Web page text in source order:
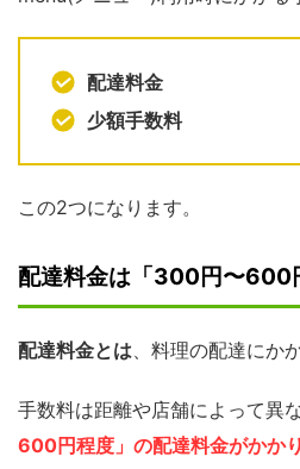
配達料金
少額手数料
この2つになります。
配達料金は「300円〜600
配達料金とは 、料理の配達にか
手数料は距離や店舗によって異
600円程度」の配達料金がかかり